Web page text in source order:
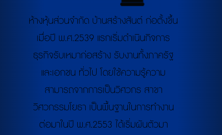
ห้างหุ้นส่วนจำกัด บ้านสร้างสันต์ ก่อตั้งขึ้น
เมื่อปี พ.ศ.2539 แรกเริ่มดำเนินกิจการ
ธุรกิจรับเหมาก่อสร้าง รับงานทั้งภาครัฐ
และเอกชน ทั่วไป โดยใช้ความรู้ความ
สามารถจากการเป็นวิศวกร สาขา
วิศวกรรมโยธา เป็นพื้นฐานในการทำงาน
ต่อมาในปี พ.ศ.2553 ได้เริ่มผันตัวมา